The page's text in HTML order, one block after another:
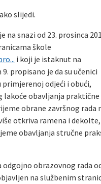
slijedi.
snazi od 23. prosinca
škole
i koji je istaknut na
propisano je da su učenici
odjeći i obući,
obavljanja praktične
obrane završnog rada
otkriva ramena i dekolte,
obavljanja stručne
obrazovnog rada
na službenim